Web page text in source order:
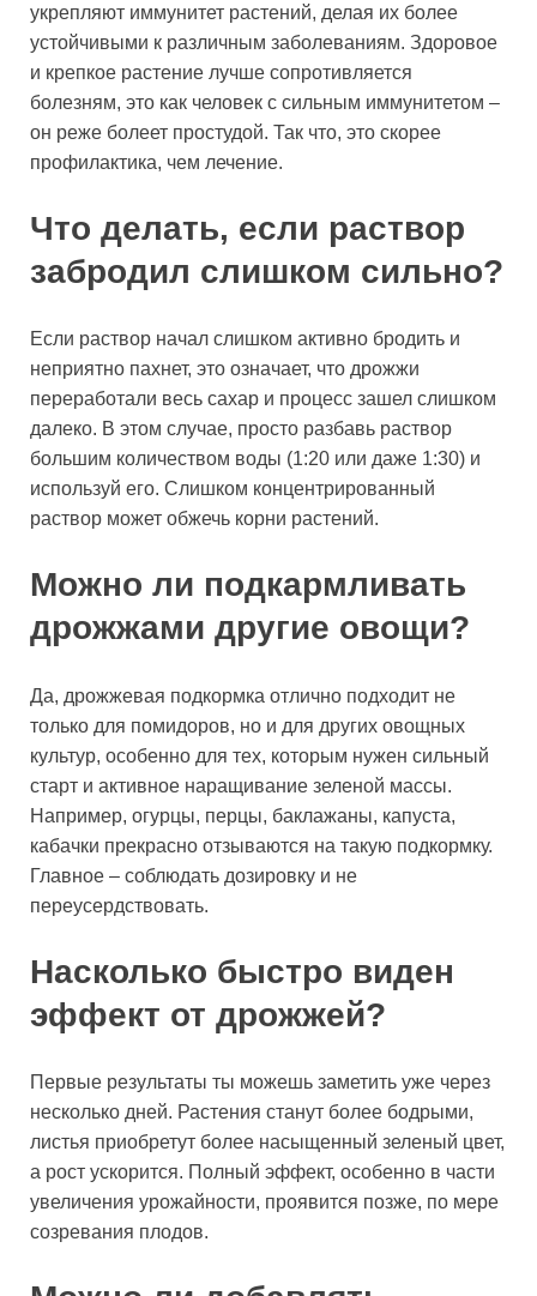
укрепляют иммунитет растений, делая их более
устойчивыми к различным заболеваниям. Здоровое
и крепкое растение лучше сопротивляется
болезням, это как человек с сильным иммунитетом –
он реже болеет простудой. Так что, это скорее
профилактика, чем лечение.
Что делать, если раствор
забродил слишком сильно?
Если раствор начал слишком активно бродить и
неприятно пахнет, это означает, что дрожжи
переработали весь сахар и процесс зашел слишком
далеко. В этом случае, просто разбавь раствор
большим количеством воды (1:20 или даже 1:30) и
используй его. Слишком концентрированный
раствор может обжечь корни растений.
Можно ли подкармливать
дрожжами другие овощи?
Да, дрожжевая подкормка отлично подходит не
только для помидоров, но и для других овощных
культур, особенно для тех, которым нужен сильный
старт и активное наращивание зеленой массы.
Например, огурцы, перцы, баклажаны, капуста,
кабачки прекрасно отзываются на такую подкормку.
Главное – соблюдать дозировку и не
переусердствовать.
Насколько быстро виден
эффект от дрожжей?
Первые результаты ты можешь заметить уже через
несколько дней. Растения станут более бодрыми,
листья приобретут более насыщенный зеленый цвет,
а рост ускорится. Полный эффект, особенно в части
увеличения урожайности, проявится позже, по мере
созревания плодов.